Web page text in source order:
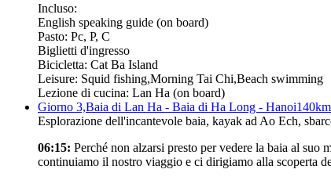
Incluso:
English speaking guide (on board)
Pasto: Pc, P, C
Biglietti d'ingresso
Bicicletta: Cat Ba Island
Leisure: Squid fishing,Morning Tai Chi,Beach swimming
Lezione di cucina: Lan Ha (on board)
Giorno 3,Baia di Lan Ha - Baia di Ha Long - Hanoi
Esplorazione dell'incantevole baia, kayak ad Ao Ech,
06:15: Perché non alzarsi presto per vedere la baia al suo
continuiamo il nostro viaggio e ci dirigiamo alla scoperta